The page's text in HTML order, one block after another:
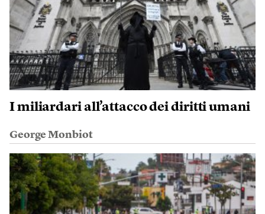
I miliardari all’attacco dei diritti umani
George Monbiot